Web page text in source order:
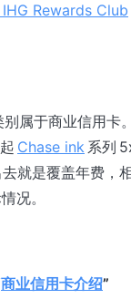
Rewards Club
属于商业信用卡
Chase ink 系列
就是覆盖年费，
况。
商业信用卡介绍”